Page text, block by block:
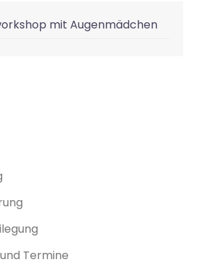
mit Augenmädchen
Termine